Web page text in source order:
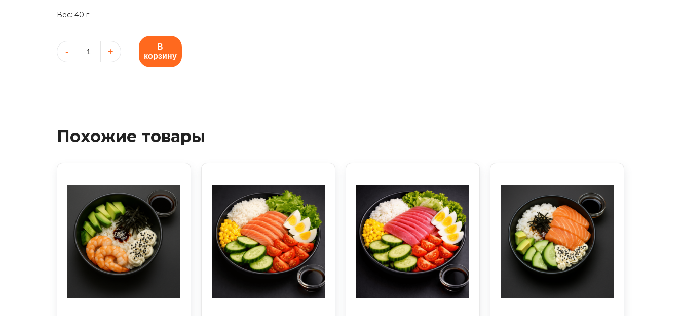
Вес: 40 г
Количество
В
корзину
Похожие товары